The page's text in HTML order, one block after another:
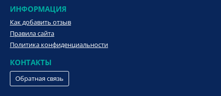
ИНФОРМАЦИЯ
Как добавить отзыв
Правила сайта
Политика конфиденциальности
КОНТАКТЫ
Обратная связь